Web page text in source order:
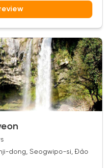
dong, Seogwipo-si, Đảo